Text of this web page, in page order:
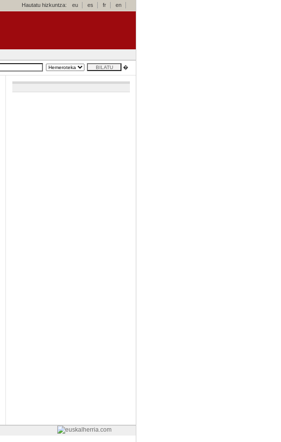
Hautatu hizkuntza: eu es fr en
�